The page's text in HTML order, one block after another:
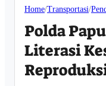
Home/Transportasi/
Polda
Literasi